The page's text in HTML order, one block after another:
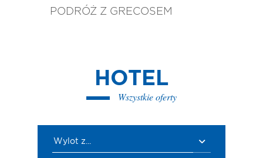
PODRÓŻ Z GRECOSEM
HOTEL
Wszystkie oferty
Wylot z...